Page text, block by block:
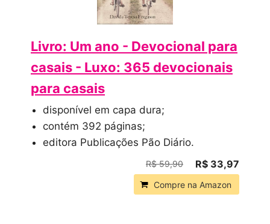
Livro: Um ano - Devocional para
casais - Luxo: 365 devocionais
para casais
disponível em capa dura;
contém 392 páginas;
editora Publicações Pão Diário.
R$ 59,90 R$ 33,97
Compre na Amazon